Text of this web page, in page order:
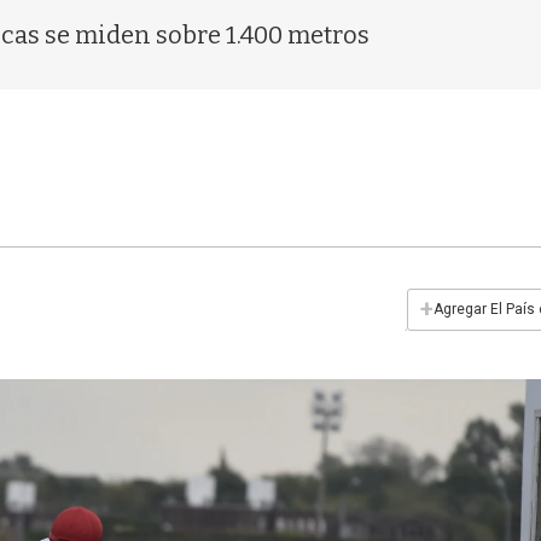
se miden sobre 1.400 metros
+Agregar El País